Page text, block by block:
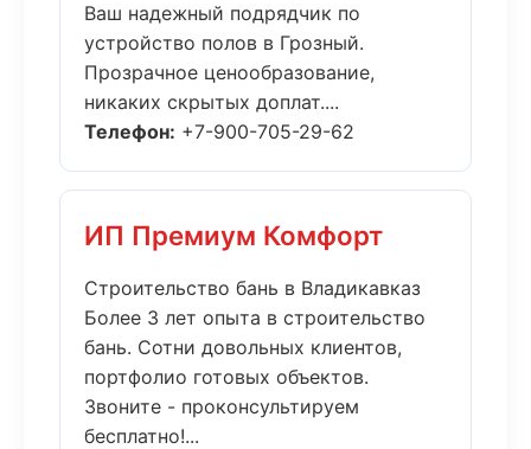
Ваш надежный подрядчик по
устройство полов в Грозный.
Прозрачное ценообразование,
никаких скрытых доплат....
Телефон: +7-900-705-29-62
ИП Премиум Комфорт
Строительство бань в Владикавказ
Более 3 лет опыта в строительство
бань. Сотни довольных клиентов,
портфолио готовых объектов.
Звоните - проконсультируем
бесплатно!...